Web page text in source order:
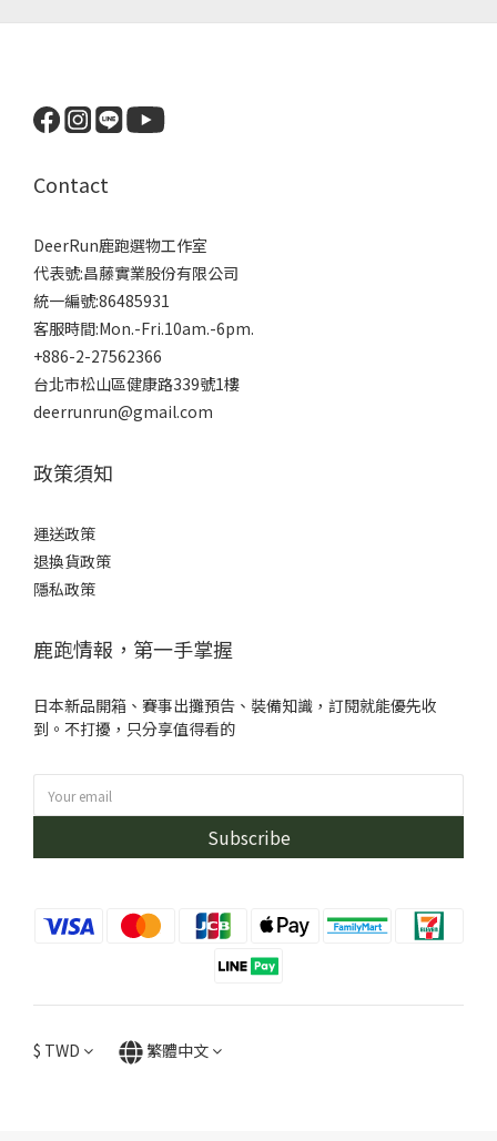
Contact
DeerRun鹿跑選物工作室
代表號:昌藤實業股份有限公司
統一編號:86485931
客服時間:Mon.-Fri.10am.-6pm.
+886-2-27562366
台北市松山區健康路339號1樓
deerrunrun@gmail.com
政策須知
運送政策
退換貨政策
隱私政策
鹿跑情報，第一手掌握
日本新品開箱、賽事出攤預告、裝備知識，訂閱就能優先收
到。不打擾，只分享值得看的
Subscribe
$ TWD 繁體中文